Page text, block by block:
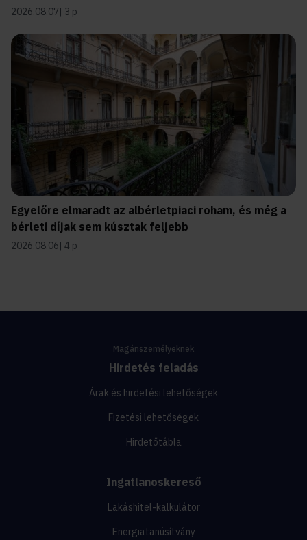
2026.08.07 3 p
Egyelőre elmaradt az albérletpiaci roham, és még a
bérleti díjak sem kúsztak feljebb
2026.08.06 4 p
Magánszemélyeknek
Hirdetés feladás
Árak és hirdetési lehetőségek
Fizetési lehetőségek
Hirdetőtábla
Ingatlanoskereső
Lakáshitel-kalkulátor
Energiatanúsítvány